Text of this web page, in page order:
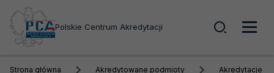
Polskie Centrum Akredytacji
Strona główna Akredytowane podmioty Akredytacje